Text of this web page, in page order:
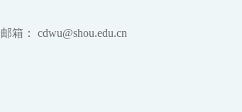
箱： cdwu@shou.edu.cn